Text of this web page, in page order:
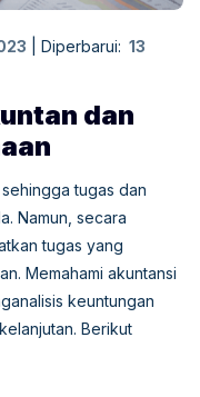
Diperbarui: 13
dan
tugas dan
Namun, secara
tugas yang
Memahami akuntansi
keuntungan
Berikut